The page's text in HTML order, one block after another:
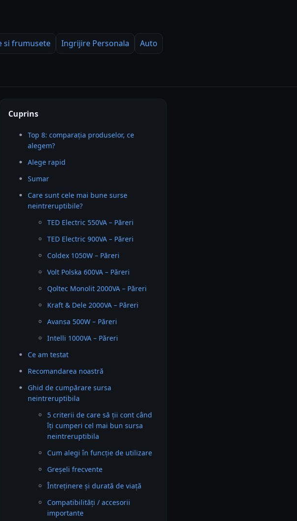
si frumusete Ingrijire Personala
Auto
Cuprins
Top 8: comparația produselor, ce
alegem?
Alege rapid
Sumar
Care sunt cele mai bune surse
neintreruptibile?
TED Electric 550VA – Păreri
TED Electric 900VA – Păreri
Coldex 1050W – Păreri
Volt Polska 600VA – Păreri
Qoltec Monolit 2000VA – Păreri
Kraft & Dele 2000VA – Păreri
Avansa 500W – Păreri
Intelli 1000VA – Păreri
Ce am testat
Recomandarea noastră
Ghid de cumpărare sursa
neintreruptibila
5 criterii de care să ții cont când
îți cumperi cel mai bun sursa
neintreruptibila
Cum alegi în funcție de utilizare
Greșeli frecvente
Întreținere și durată de viață
Compatibilități / accesorii
importante